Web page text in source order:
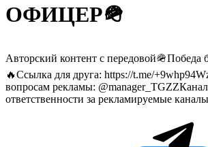
ОФИЦЕР🪖
Авторский контент с
🔥Ссылка для друга: https://t.me/
вопросам рекламы:
ответственности за рекламируемые